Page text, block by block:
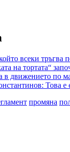
всеки тръгва
на тортата“
движението по
Това е
промяна